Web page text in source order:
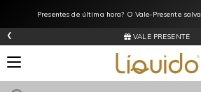
Presentes de última hora? O Vale-Presente
VALE PRESENTE
‹